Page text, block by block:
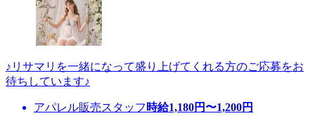
♪リサマリを一緒になって盛り上げてくれる方のご応募をお
待ちしています♪
アパレル販売スタッフ 時給1,180円〜1,200円